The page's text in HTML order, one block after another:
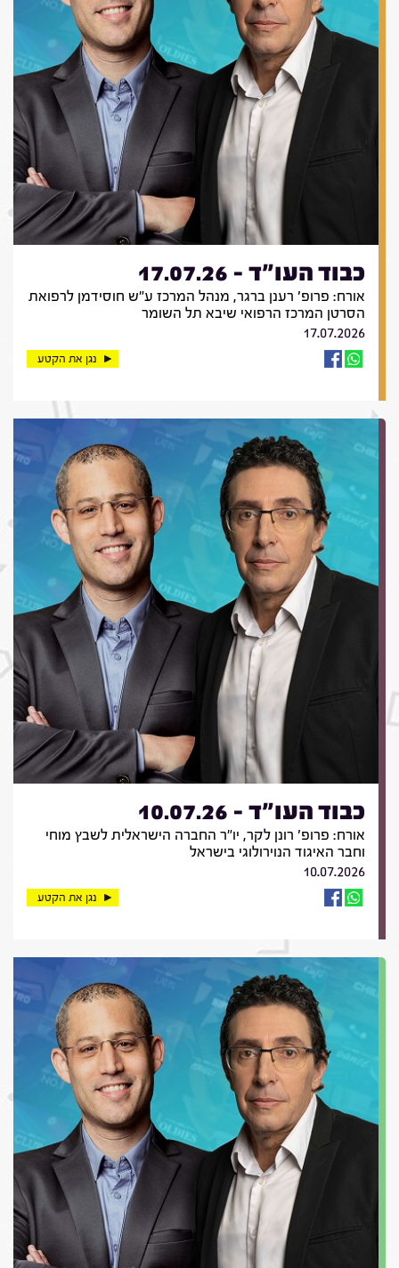
כבוד העו"ד - 17.07.26
אורח: פרופ' רענן ברגר, מנהל המרכז ע"ש חוסידמן לרפואת
הסרטן המרכז הרפואי שיבא תל השומר
17.07.2026
נגן את הקטע
כבוד העו"ד - 10.07.26
אורח: פרופ' רונן לקר, יו"ר החברה הישראלית לשבץ מוחי
וחבר האיגוד הנוירולוגי בישראל
10.07.2026
נגן את הקטע